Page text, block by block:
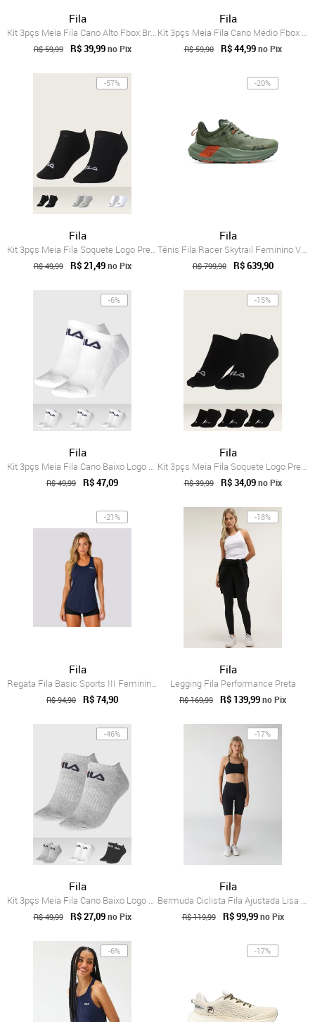
Fila
Kit 3pçs Meia Fila Cano Alto Fbox Branco
R$ 59,99 R$ 39,99 no Pix
Fila
Kit 3pçs Meia Fila Cano Médio Fbox Preto
R$ 59,90 R$ 44,99 no Pix
-57%
Fila
Kit 3pçs Meia Fila Soquete Logo Preta
R$ 49,99 R$ 21,49 no Pix
-20%
Fila
Tênis Fila Racer Skytrail Feminino Verde
R$ 799,90 R$ 639,90
-6%
Fila
Kit 3pçs Meia Fila Cano Baixo Logo Branco
R$ 49,99 R$ 47,09
-15%
Fila
Kit 3pçs Meia Fila Soquete Logo Preta
R$ 39,99 R$ 34,09 no Pix
-21%
Fila
Regata Fila Basic Sports III Feminina Marinho
R$ 94,90 R$ 74,90
-18%
Fila
Legging Fila Performance Preta
R$ 169,99 R$ 139,99no Pix
-46%
Fila
Kit 3pçs Meia Fila Cano Baixo Logo Branco/Preto
R$ 49,99 R$ 27,09 no Pix
-17%
Fila
Bermuda Ciclista Fila Ajustada Lisa Preta
R$ 119,99 R$ 99,99 no Pix
-6% -17%